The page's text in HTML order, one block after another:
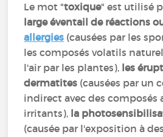
Le mot "toxique" est utilisé
large éventail de réactions
allergies (causées par les
les composés volatils
l'air par les plantes), les
dermatites (causées par un
indirect avec des composés
irritants), la
(causée par l'exposition à